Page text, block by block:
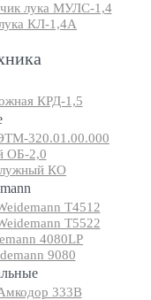
лука МУЛС-1,4
КЛ-1,4А
КРД-1,5
320.01.00.000
ОБ-2,0
КО
T4512
T5522
4080LP
9080
333В